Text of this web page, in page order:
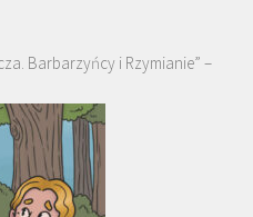
Barbarzyńcy i Rzymianie” –